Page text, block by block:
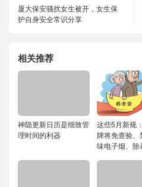
厦大保安骚扰女生被开，女生保
护自身安全常识分享
相关推荐
神隐更新日历是细致管
理时间的利器
这些5月新规
牌将免查验、
味电子烟、除